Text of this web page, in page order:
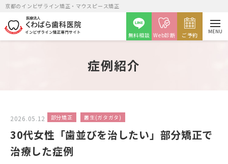
京都のインビザライン矯正・マウスピース矯正
無料相談 Web診断 ご予約
月火金
MENU
症例紹介
2026.05.12 部分矯正 叢生(ガタガタ)
30代女性「歯並びを治したい」部分矯正で
治療した症例